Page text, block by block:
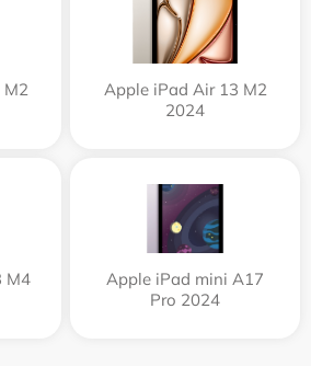
M2
Apple iPad Air 13 M2
2024
M4
Apple iPad mini A17
Pro 2024